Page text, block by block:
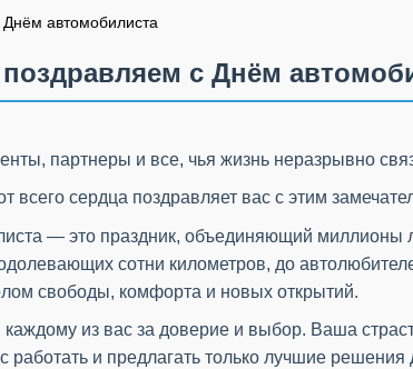
с Днём
партнеры и все, чья жизнь неразрывно
всего сердца поздравляет вас с этим
— это праздник, объединяющий миллионы
сотни километров, до
свободы, комфорта и новых открытий.
из вас за доверие и выбор. Ваша
работать и предлагать только лучшие